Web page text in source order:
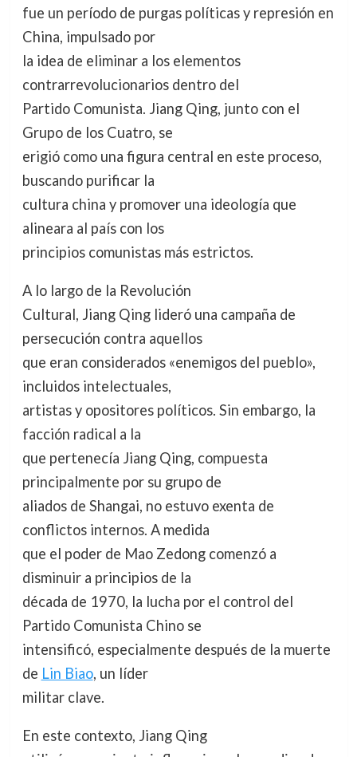
fue un período de purgas políticas y represión en
China, impulsado por
la idea de eliminar a los elementos
contrarrevolucionarios dentro del
Partido Comunista. Jiang Qing, junto con el
Grupo de los Cuatro, se
erigió como una figura central en este proceso,
buscando purificar la
cultura china y promover una ideología que
alineara al país con los
principios comunistas más estrictos.
A lo largo de la Revolución
Cultural, Jiang Qing lideró una campaña de
persecución contra aquellos
que eran considerados «enemigos del pueblo»,
incluidos intelectuales,
artistas y opositores políticos. Sin embargo, la
facción radical a la
que pertenecía Jiang Qing, compuesta
principalmente por su grupo de
aliados de Shangai, no estuvo exenta de
conflictos internos. A medida
que el poder de Mao Zedong comenzó a
disminuir a principios de la
década de 1970, la lucha por el control del
Partido Comunista Chino se
intensificó, especialmente después de la muerte
de Lin Biao, un líder
militar clave.
En este contexto, Jiang Qing